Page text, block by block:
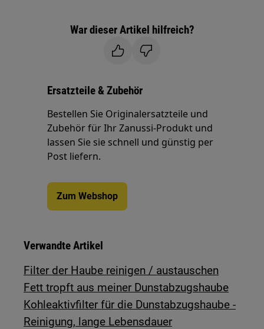
War dieser Artikel hilfreich?
Ersatzteile & Zubehör
Bestellen Sie Originalersatzteile und
Zubehör für Ihr Zanussi-Produkt und
lassen Sie sie schnell und günstig per
Post liefern.
Zum Webshop
Verwandte Artikel
Filter der Haube reinigen / austauschen
Fett tropft aus meiner Dunstabzugshaube
Kohleaktivfilter für die Dunstabzugshaube -
Reinigung, lange Lebensdauer